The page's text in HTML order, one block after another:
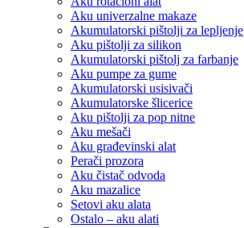
Aku univerzalne makaze
Akumulatorski pištolji za lepljenje
Aku pištolji za silikon
Akumulatorski pištolj za farbanje
Aku pumpe za gume
Akumulatorski usisivači
Akumulatorske šlicerice
Aku pištolji za pop nitne
Aku mešači
Aku građevinski alat
Perači prozora
Aku čistač odvoda
Aku mazalice
Setovi aku alata
Ostalo – aku alati